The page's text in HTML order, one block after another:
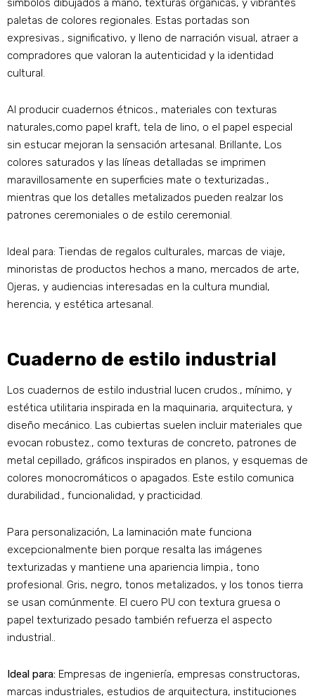
símbolos dibujados a mano, texturas organicas, y vibrantes
paletas de colores regionales. Estas portadas son
expresivas., significativo, y lleno de narración visual, atraer a
compradores que valoran la autenticidad y la identidad
cultural.
Al producir cuadernos étnicos., materiales con texturas
naturales,como papel kraft, tela de lino, o el papel especial
sin estucar mejoran la sensación artesanal. Brillante, Los
colores saturados y las líneas detalladas se imprimen
maravillosamente en superficies mate o texturizadas.,
mientras que los detalles metalizados pueden realzar los
patrones ceremoniales o de estilo ceremonial.
Ideal para: Tiendas de regalos culturales, marcas de viaje,
minoristas de productos hechos a mano, mercados de arte,
Ojeras, y audiencias interesadas en la cultura mundial,
herencia, y estética artesanal.
Cuaderno de estilo industrial
Los cuadernos de estilo industrial lucen crudos., mínimo, y
estética utilitaria inspirada en la maquinaria, arquitectura, y
diseño mecánico. Las cubiertas suelen incluir materiales que
evocan robustez., como texturas de concreto, patrones de
metal cepillado, gráficos inspirados en planos, y esquemas de
colores monocromáticos o apagados. Este estilo comunica
durabilidad., funcionalidad, y practicidad.
Para personalización, La laminación mate funciona
excepcionalmente bien porque resalta las imágenes
texturizadas y mantiene una apariencia limpia., tono
profesional. Gris, negro, tonos metalizados, y los tonos tierra
se usan comúnmente. El cuero PU con textura gruesa o
papel texturizado pesado también refuerza el aspecto
industrial..
Ideal para: Empresas de ingeniería, empresas constructoras,
marcas industriales, estudios de arquitectura, instituciones